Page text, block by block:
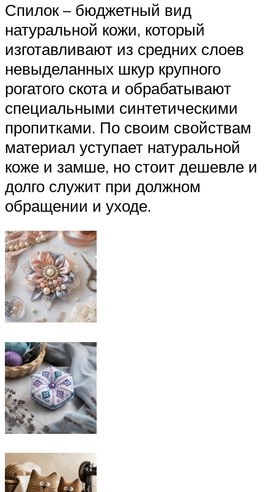
Спилок – бюджетный вид
натуральной кожи, который
изготавливают из средних слоев
невыделанных шкур крупного
рогатого скота и обрабатывают
специальными синтетическими
пропитками. По своим свойствам
материал уступает натуральной
коже и замше, но стоит дешевле и
долго служит при должном
обращении и уходе.